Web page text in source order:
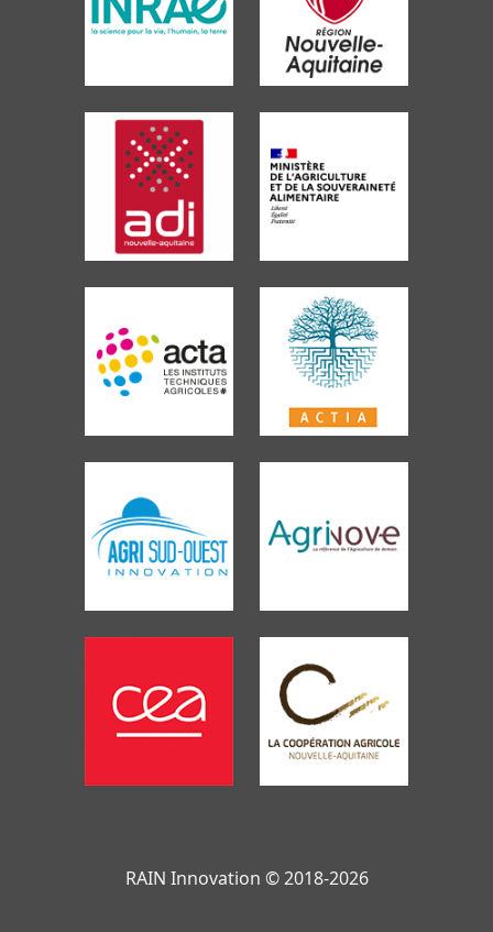
RAIN Innovation © 2018-2026